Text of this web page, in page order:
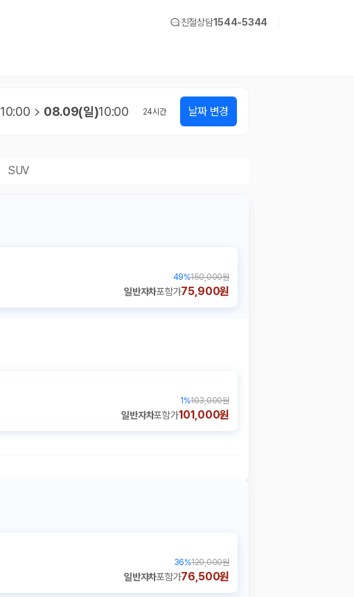
친절상담1544-5344
10:00 08.09(일)10:00 24시간 날짜 변경
SUV
49%150,000원
일반자차포함가75,900원
1 %103,000원
일반자차포함가101,000원
36%120,000원
일반자차포함가76,500원